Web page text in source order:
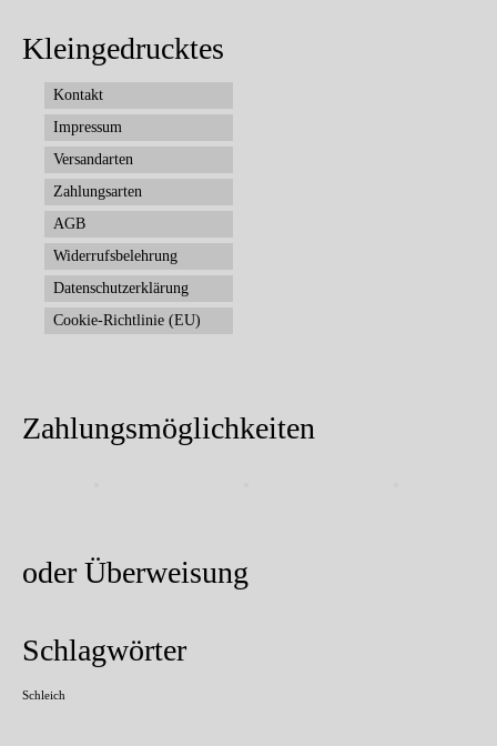
Kleingedrucktes
Kontakt
Impressum
Versandarten
Zahlungsarten
AGB
Widerrufsbelehrung
Datenschutzerklärung
Cookie-Richtlinie (EU)
Zahlungsmöglichkeiten
oder Überweisung
Schlagwörter
Schleich